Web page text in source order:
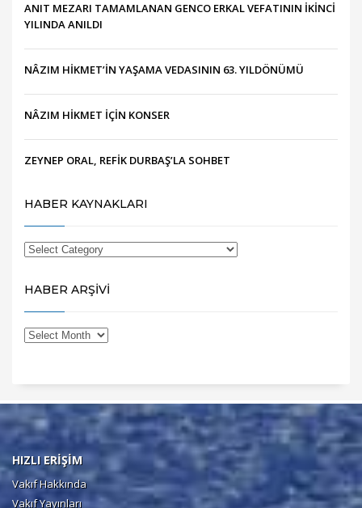
ANIT MEZARI TAMAMLANAN GENCO ERKAL VEFATININ İKİNCİ
YILINDA ANILDI
NÂZIM HİKMET’İN YAŞAMA VEDASININ 63. YILDÖNÜMÜ
NÂZIM HİKMET İÇİN KONSER
ZEYNEP ORAL, REFİK DURBAŞ’LA SOHBET
HABER KAYNAKLARI
HABER ARŞİVİ
HIZLI ERİŞİM
Vakıf Hakkında
Vakıf Yayınları